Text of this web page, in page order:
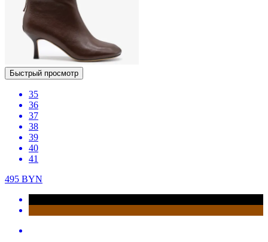
Быстрый просмотр
35
36
37
38
39
40
41
495 BYN